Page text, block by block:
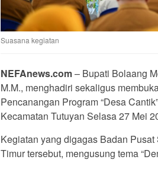
Suasana kegiatan
NEFAnews.com– Bupati Bolaang
M.M., menghadiri sekaligus
Pencanangan Program “Desa
Kecamatan Tutuyan Selasa 27 Mei
Kegiatan yang digagas Badan
Timur tersebut, mengusung tema